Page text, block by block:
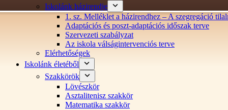
Iskolánk házirendje
1. sz. Melléklet a házirendhez – A szegregáció
Adaptációs és poszt-adaptációs időszak terve
Szervezeti szabályzat
Az iskola válságintervenciós terve
Elérhetőségek
Iskolánk életéből
Szakkörök
Lövészkör
Asztalitenisz szakkör
Matematika szakkör